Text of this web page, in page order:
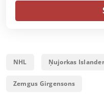
NHL Ņujorkas
Zemgus Girgensons